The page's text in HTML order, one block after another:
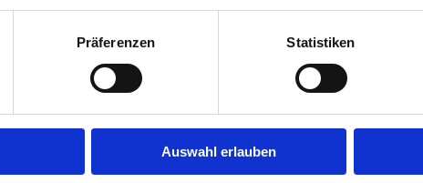
Präferenzen Statistiken
Auswahl erlauben
jede Stellenanzeige zu
lade Deinen Lebenslauf
zu Dir passen.
Was bleibt vom Brutto?
Viele fragen sich, wie sich
sorgen dafür, dass vom
Konto landet. Mit unserem